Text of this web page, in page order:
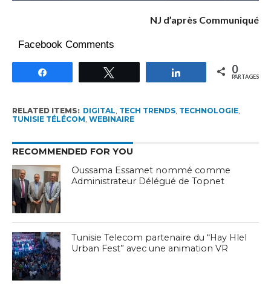
NJ d’après Communiqué
Facebook Comments
Partagez 0
PARTAGES
RELATED ITEMS: DIGITAL TECH TRENDS, TECHNOLOGIE,
TUNISIE TÉLÉCOM WEBINAIRE
RECOMMENDED FOR YOU
Oussama Essamet nommé comme
Administrateur Délégué de Topnet
Tunisie Telecom partenaire du “Hay Hlel
Urban Fest” avec une animation VR